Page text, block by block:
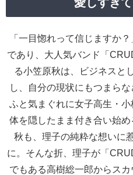
「一目惚れって信じますか
であり、大人気バンド「
る小笠原秋は、ビジネスと
し、自分の現状にもつまら
ふと気まぐれに女子高生・
体を隠したまま付き合い始
秋も、理子の純粋な想いに
に。そんな折、理子が「
でもある高樹総一郎からス